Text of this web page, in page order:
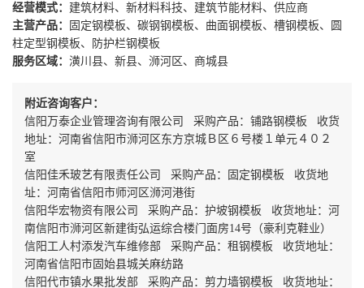
经营模式： 建筑材料、新材料科技、建筑节能材料、供应商
主营产品：
固定钢模板、碳钢钢模板、曲面钢模板、槽钢模板、圆
柱定型钢模板、防护栏钢模板
服务区域： 潢川县、新县、浉河区、商城县
附近咨询客户：
信阳万泰企业管理咨询有限公司 采购产品：铺路钢模板 收货
地址：河南省信阳市浉河区东方京城Ｂ区６号楼１单元４０２
室
信阳佳禾玻艺有限责任公司 采购产品：固定钢模板 收货地
址：河南省信阳市师河区浉河港街
信阳华宏物资有限公司 采购产品：护坡钢模板 收货地址：河
南信阳市浉河区新建街弘运综合楼门面房14号（豪利克鞋业）
信阳工人村添发汽车维修部 采购产品：租钢模板 收货地址：
河南省信阳市固始县城关麻纺路
信阳代市镇水果批发部 采购产品：剪力墙钢模板 收货地址：